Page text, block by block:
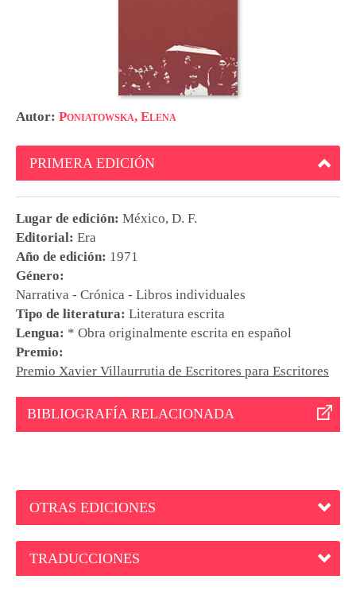
Autor: Poniatowska, Elena
PRIMERA EDICIÓN
Lugar de edición: México, D. F.
Editorial: Era
Año de edición: 1971
Género:
Narrativa - Crónica - Libros individuales
Tipo de literatura: Literatura escrita
Lengua: * Obra originalmente escrita en español
Premio:
Premio Xavier Villaurrutia de Escritores para Escritores
BIBLIOGRAFÍA RELACIONADA
OTRAS EDICIONES
TRADUCCIONES